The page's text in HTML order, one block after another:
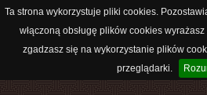
Ta strona wykorzystuje pliki cookies.
włączoną obsługę plików cookies
zgadzasz się na wykorzystanie plików
przeglądarki.